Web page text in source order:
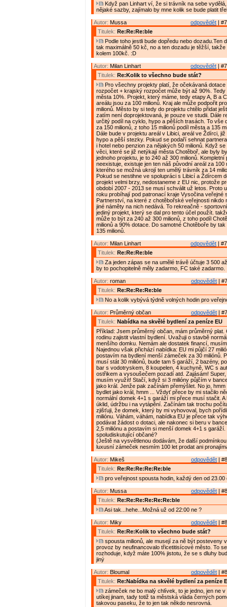
Když pan Linhart ví, že si trávník na sebe
nějaké sazby, zajímalo by mne kolik se bude platit
odpovědět |
Autor: Mussa
Titulek: Re:Re:Re:ble
Podle toho jestli bude dopředu nebo dozadu.Ten
tak maximálně 50 kč, no a ten dozadu je těžší, takže
kolem 100kč. :D
odpovědět |
Autor: Milan Linhart
Titulek: Re:Kolik to všechno bude stát?
Pro všechny projekty platí, že očekávaná dotace
rozpočet + krajský rozpočet může být až 90%. Tedy
města 10%. Projekt, který máme, tedy etapy A, B a
areálu jsou za 100 milionů. Kraj ale může podpořit
milionů. Město by si tedy do projektu chtělo přidat
zatím není doprojektovaná, je pouze ve studii. Dále
určitý podíl na cyklo, hypo a pěších trasách. To vše
za 150 milionů, z toho 15 milionů podíl města a 135
Dále bude v projektu areál v Libici, areál ve Ždírci,
hypo a pěší stezky. Pokud se podaří sehnat
i hotel nebo penzion za nějakých 50 milionů. Když
věci, které se již netýkají města Chotěboř, ale byly
jednoho projektu, je to 240 až 300 milionů. Kompletní
neexistuje, existuje jen ten náš původní areál za 100
kterého se možná ukrojí ten umělý trávník za 14
Pokud se nestihne ve spolupráci s Libicí a Ždírcem
projekt velmi brzy, nedostaneme z EU nic, protože
období 2007 - 2013 se musí schválit už letos. Proto
roku probíhají pod patronací kraje Vysočina veřejné
Partnerství, na které z chotěbořské veřejnosti nikdo
jiné náměty na nich nedává. To rekreačně -
jediný projekt, který se dal pro tento účel použít.
může to být za 240 až 300 milionů, z toho podíl
milionů a 90% dotace. Do samotné Chotěboře by
135 milionů.
odpovědět |
Autor: Milan Linhart
Titulek: Re:Re:Re:ble
Za jeden zápas se na umělé trávě účtuje 3 500
by to pochopitelně měly zadarmo, FC také zadarmo.
odpovědět |
Autor: roman
Titulek: Re:Re:Re:Re:ble
No a kolik vybývá týdně volných hodin pro
odpovědět |
Autor: Průměrný občan
Titulek: Nabídka na skvělé bydlení za peníze EU
Příklad: Jsem průměrný občan, mám průměrný plat.
rodinu zajistit vlastní bydlení. Uvažuji o stavbě
menšího domku. Nemám ale dostatek financí,
Najednou však přichází nabídka: EU mi půjčí 27
postavím na bydlení menší zámeček za 30 miliónů.
musí stát 30 miliónů, bude tam 5 garáží, 2 bazény,
bar s vodotryskem, 8 koupelen, 4 kuchyně, WC s
ostřikem a vysoušečem pozadí atd. Zajásám!
musím využít! Stačí, když si 3 milióny půjčím v
jako král. Jenže pak začínám přemýšlet. No jo, hmm
bydlet jako král, hmm ... Vždyť přece by mi stačilo
normální domek 4+1 s garáží mi přece musí stačit. A
úklid, údržbu i na vytápění. Začínám tak trochu
zjišťuji, že domek, který by mi vyhovoval, bych
miliónu. Váhám, váhám, nabídka EU je přece tak
podávat žádost o dotaci, ale nakonec si beru v
2,5 miliónu a postavím si menší domek 4+1 s
spoludiskutující občané?
(Ještě na vysvětlenou dodávám, že další
luxusní zámeček nesmím 100 let prodat ani
odpovědět |
Autor: Mikeš
Titulek: Re:Re:Re:Re:Re:ble
pro veřejnost spousta hodin, každý den od 23.00
odpovědět |
Autor: Mussa
Titulek: Re:Re:Re:Re:Re:Re:ble
Asi tak...hehe...Možná už od 22:00 ne ?
odpovědět |
Autor: Miky
Titulek: Re:Re:Kolik to všechno bude stát?
spousta milionů, ale musejí za ně být posteveny
provoz by neufinancovalo třicetitisícové město. To
rozhoduje, když máte 100% jistotu, že se s dluhy
jiný
odpovědět |
Autor: Bloumal
Titulek: Re:Nabídka na skvělé bydlení za peníze
zámeček ne bo malý chlívek, to je jedno, jen ne v
utíkej jinam, tady totiž ta městská vláda černých
takovou paseku, že to jen tak někdo nesrovná.